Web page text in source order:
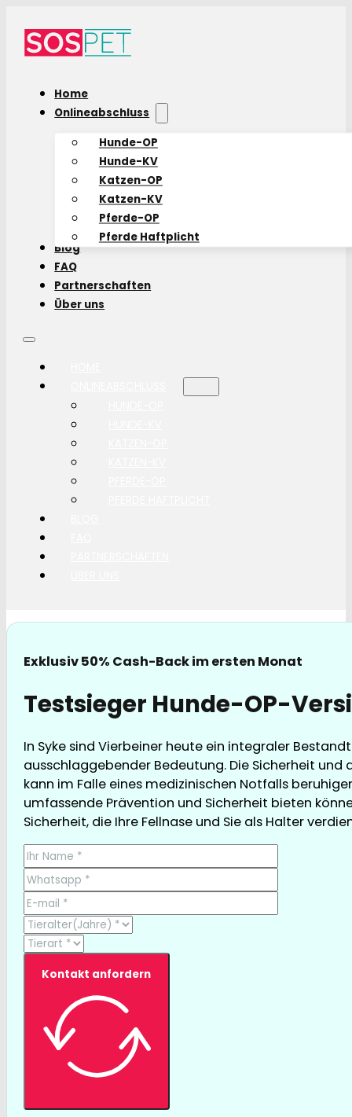
Home
Onlineabschluss
Hunde-OP
Hunde-KV
Katzen-OP
Katzen-KV
Pferde-OP
Pferde Haftplicht
Blog
FAQ
Partnerschaften
Über uns
Exklusiv 50% Cash-Back im ersten Monat
Testsieger Hunde-OP-
In Syke sind Vierbeiner heute ein integraler
ausschlaggebender Bedeutung. Die Sicherheit und
kann im Falle eines medizinischen Notfalls
umfassende Prävention und Sicherheit bieten
Sicherheit, die Ihre Fellnase und Sie als Halter
Kontakt anfordern